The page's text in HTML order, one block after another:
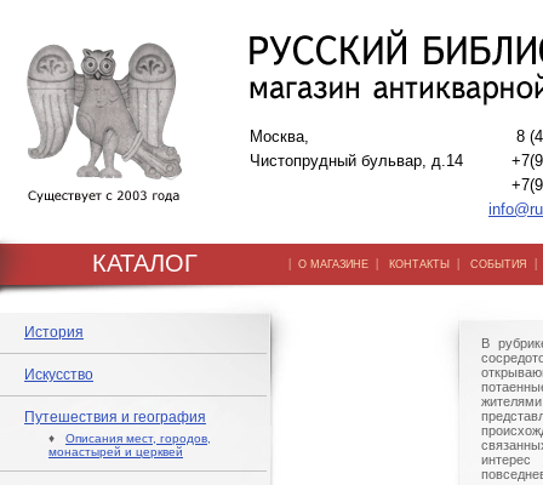
Москва,
Чистопрудный бульвар, д.14
8
КАТАЛОГ | О МАГАЗИНЕ | КОНТАКТЫ | СОБЫТИЯ
История
Искусство
Путешествия и география
♦ Описания мест, городов,
монастырей и церквей
В